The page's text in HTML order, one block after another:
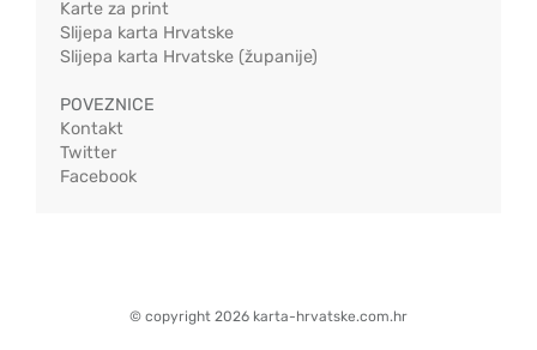
Karte za print
Slijepa karta Hrvatske
Slijepa karta Hrvatske (županije)
POVEZNICE
Kontakt
Twitter
Facebook
© copyright 2026 karta-hrvatske.com.hr